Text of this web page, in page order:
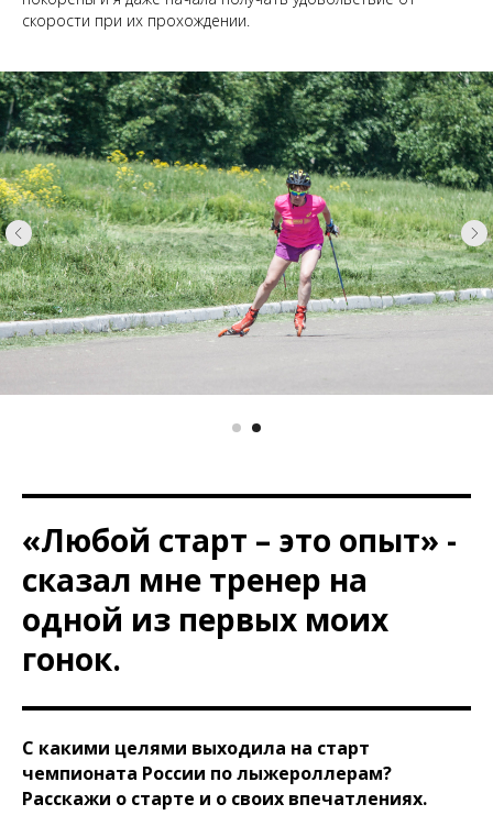
скорости при их прохождении.
«Любой старт – это опыт» -
сказал мне тренер на
одной из первых моих
гонок.
С какими целями выходила на старт
чемпионата России по лыжероллерам?
Расскажи о старте и о своих впечатлениях.